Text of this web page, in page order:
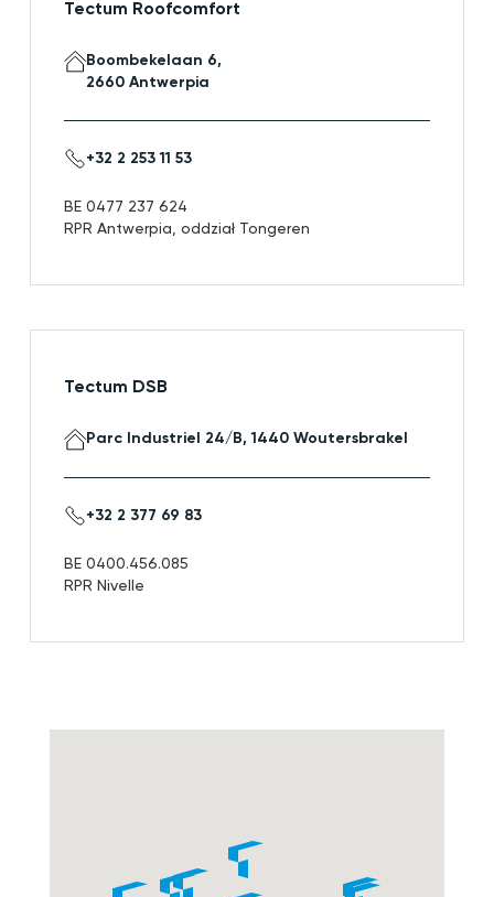
Tectum Roofcomfort
Boombekelaan 6,
2660 Antwerpia
+32 2 253 11 53
BE 0477 237 624
RPR Antwerpia, oddział Tongeren
Tectum DSB
Parc Industriel 24/B, 1440 Woutersbrakel
+32 2 377 69 83
BE 0400.456.085
RPR Nivelle